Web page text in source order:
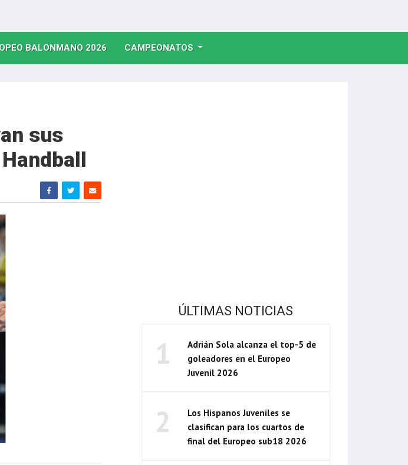
BALONMANO 2026(CURRENT)
CAMPEONATOS
sus
ÚLTIMAS NOTICIAS
1
Adrián Sola alcanza el top-5 de
goleadores en el Europeo
Juvenil 2026
2
Los Hispanos Juveniles se
clasifican para los cuartos de
final del Europeo sub18 2026